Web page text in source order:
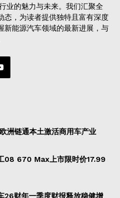
业的魅力与未来。我们汇聚全
态，为读者提供独特且富有深度
新能源汽车领域的最新进展，与
洲链通本土激活商用车产业
08 670 Max上市限时价17.99
26财年一季度财报释放稳健增